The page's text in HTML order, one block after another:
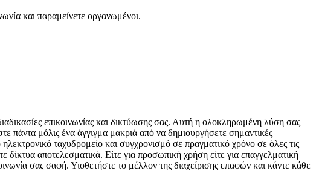
και παραμείνετε οργανωμένοι.
επικοινωνίας και δικτύωσης σας. Αυτή η ολοκληρωμένη λύση σας
πάντα μόλις ένα άγγιγμα μακριά από να δημιουργήσετε σημαντικές
ταχυδρομείο και συγχρονισμό σε πραγματικό χρόνο σε όλες τις
αποτελεσματικά. Είτε για προσωπική χρήση είτε για επαγγελματική
σας σαφή. Υιοθετήστε το μέλλον της διαχείρισης επαφών και κάντε κάθε